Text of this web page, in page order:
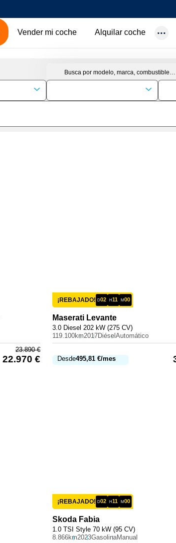
Vender mi coche Alquilar coche
23.890€
22.970 €
¡REBAJADO! D02 H11 M00
Maserati Levante
3.0 Diesel 202 kW (275 CV)
119.100km2017Diésel Automático
Desde495,81 €/mes
¡REBAJADO! D02 H11 M00
Skoda Fabia
1.0 TSI Style 70 kW (95 CV)
8.866km2023GasolinaManual